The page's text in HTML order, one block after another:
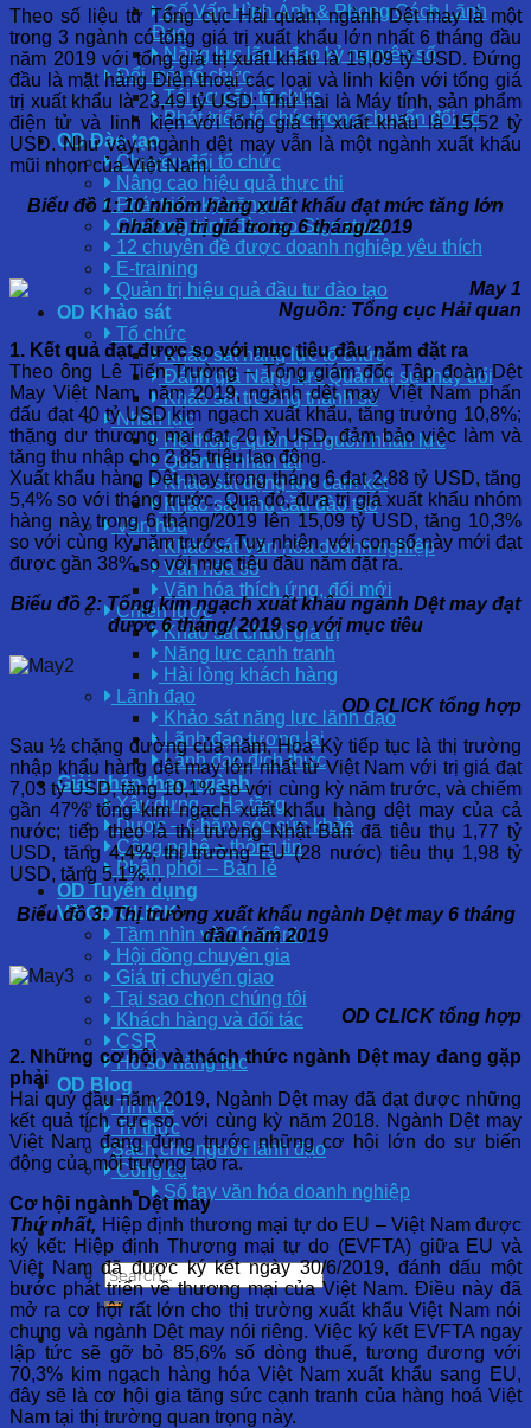
Cố Vấn Hình Ảnh & Phong Cách Lãnh
Đạo
Năng lực lãnh đạo kỷ nguyên số
Đổi mới tổ chức
Tái cơ cấu tổ chức
Phát triển tổ chức trong chuyển đổi số
OD Đào tạo
Chuyển đổi tổ chức
Nâng cao hiệu quả thực thi
Phát triển kỹ năng lõi
Chương trình đào tạo Signature
12 chuyên đề được doanh nghiệp yêu thích
E-training
Quản trị hiệu quả đầu tư đào tạo
OD Khảo sát
Tổ chức
Khảo sát năng lực tổ chức
Đánh giá Năng lực Quản trị sự thay đổi
Khảo sát trưởng thành số
Nhân lực
Hệ thống quản trị nguồn nhân lực
Quản trị nhân tài
Khảo sát động lực cam kết
Khảo sát nhu cầu đào tạo
Văn hóa
Khảo sát Văn hóa doanh nghiệp
Văn hóa số
Văn hóa thích ứng, đổi mới
Chiến lược
Khảo sát chuỗi giá trị
Năng lực cạnh tranh
Hài lòng khách hàng
Lãnh đạo
Khảo sát năng lực lãnh đạo
Lãnh đạo tương lai
Lãnh đạo đích thực
Giải pháp theo ngành
Xây dựng – Hạ tầng
Dược – Chăm sóc sức khỏe
Công nghệ – thông tin
Phân phối – Bán lẻ
OD Tuyển dụng
Về OD CLICK
Tầm nhìn và Sứ mệnh
Hội đồng chuyên gia
Giá trị chuyển giao
Tại sao chọn chúng tôi
Khách hàng và đối tác
CSR
Hồ sơ năng lực
OD Blog
Tin tức
Tri thức
Sách cho người lãnh đạo
Công cụ
Sổ tay văn hóa doanh nghiệp
Theo số liệu từ Tổng cục Hải quan, ngành Dệt may là một
trong 3 ngành có tổng giá trị xuất khẩu lớn nhất 6 tháng đầu
năm 2019 với tổng giá trị xuất khẩu là 15,09 tỷ USD. Đứng
đầu là mặt hàng Điện thoại các loại và linh kiện với tổng giá
trị xuất khẩu là 23,49 tỷ USD; Thứ hai là Máy tính, sản phẩm
điện tử và linh kiện với tổng giá trị xuất khẩu là 15,52 tỷ
USD. Như vậy, ngành dệt may vẫn là một ngành xuất khẩu
mũi nhọn của Việt Nam.
Biểu đồ 1: 10 nhóm hàng xuất khẩu đạt mức tăng lớn
nhất về trị giá trong 6 tháng/2019
Nguồn: Tổng cục Hải quan
1. Kết quả đạt được so với mục tiêu đầu năm đặt ra
Theo ông Lê Tiến Trường – Tổng giám đốc Tập đoàn Dệt
May Việt Nam, năm 2019, ngành dệt may Việt Nam phấn
đấu đạt 40 tỷ USD kim ngạch xuất khẩu, tăng trưởng 10,8%;
thặng dư thương mại đạt 20 tỷ USD, đảm bảo việc làm và
tăng thu nhập cho 2,85 triệu lao động.
Xuất khẩu hàng Dệt may trong tháng 6 đạt 2,88 tỷ USD, tăng
5,4% so với tháng trước. Qua đó, đưa trị giá xuất khẩu nhóm
hàng này trong 6 tháng/2019 lên 15,09 tỷ USD, tăng 10,3%
so với cùng kỳ năm trước. Tuy nhiên, với con số này mới đạt
được gần 38% so với mục tiêu đầu năm đặt ra.
Biểu đồ 2: Tổng kim ngạch xuất khẩu ngành Dệt may đạt
được 6 tháng/ 2019 so với mục tiêu
OD CLICK tổng hợp
Sau ½ chặng đường của năm, Hoa Kỳ tiếp tục là thị trường
nhập khẩu hàng dệt may lớn nhất từ Việt Nam với trị giá đạt
7,03 tỷ USD, tăng 10,1% so với cùng kỳ năm trước, và chiếm
gần 47% tổng kim ngạch xuất khẩu hàng dệt may của cả
nước; tiếp theo là thị trường Nhật Bản đã tiêu thụ 1,77 tỷ
USD, tăng 4,4%; thị trường EU (28 nước) tiêu thụ 1,98 tỷ
USD, tăng 5,1%…
Biểu đồ 3: Thị trường xuất khẩu ngành Dệt may 6 tháng
đầu năm 2019
OD CLICK tổng hợp
2. Những cơ hội và thách thức ngành Dệt may đang gặp
phải
Hai quý đầu năm 2019, Ngành Dệt may đã đạt được những
kết quả tích cực so với cùng kỳ năm 2018. Ngành Dệt may
Việt Nam đang đứng trước những cơ hội lớn do sự biến
động của môi trường tạo ra.
Cơ hội ngành Dệt may
Thứ nhất, Hiệp định thương mại tự do EU – Việt Nam được
ký kết: Hiệp định Thương mại tự do (EVFTA) giữa EU và
Việt Nam đã được ký kết ngày 30/6/2019, đánh dấu một
bước phát triển về thương mại của Việt Nam. Điều này đã
mở ra cơ hội rất lớn cho thị trường xuất khẩu Việt Nam nói
chung và ngành Dệt may nói riêng. Việc ký kết EVFTA ngay
lập tức sẽ gỡ bỏ 85,6% số dòng thuế, tương đương với
70,3% kim ngạch hàng hóa Việt Nam xuất khẩu sang EU,
đây sẽ là cơ hội gia tăng sức cạnh tranh của hàng hoá Việt
Nam tại thị trường quan trọng này.